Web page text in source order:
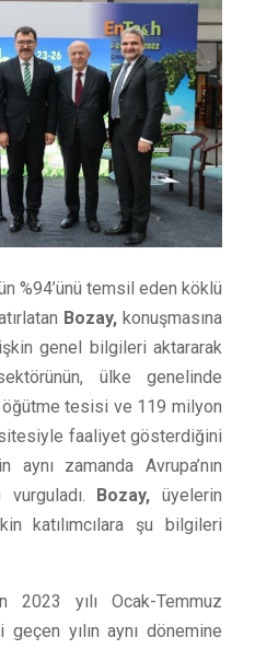
%94’ünü temsil eden köklü
Bozay, konuşmasına
genel bilgileri aktararak
ülke genelinde
öğütme tesisi ve 119 milyon
faaliyet gösterdiğini
aynı zamanda Avrupa’nın
vurguladı.
Bozay, üyelerin
katılımcılara şu bilgileri
2023 yılı Ocak-Temmuz
yılın aynı dönemine